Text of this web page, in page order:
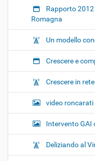
Rapporto 2012
Romagna
Un modello
Crescere e
Crescere in rete
video
Intervento GAI
Deliziando al